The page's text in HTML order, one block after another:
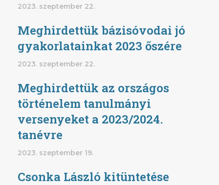
2023. szeptember 22.
Meghirdettük bázisóvodai jó
gyakorlatainkat 2023 őszére
2023. szeptember 22.
Meghirdettük az országos
történelem tanulmányi
versenyeket a 2023/2024.
tanévre
2023. szeptember 19.
Csonka László kitüntetése